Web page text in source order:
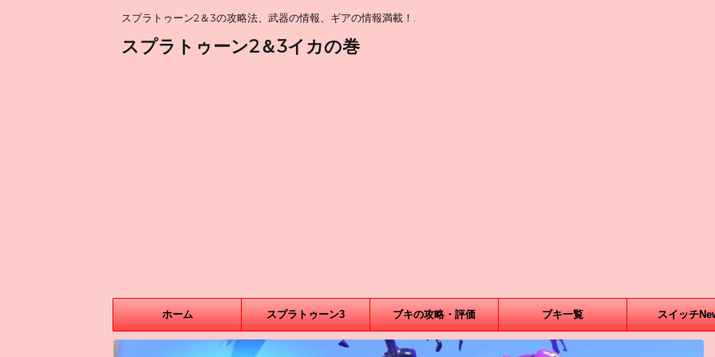
スプラトゥーン2＆3の攻略法、武器の情報、ギアの情報満載！.
スプラトゥーン2＆3イカの巻
ホーム スプラトゥーン3 ブキの攻略・評価 ブキ一覧 スイッチ